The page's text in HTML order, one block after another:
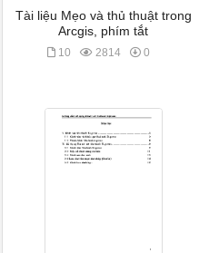
Tài liệu Mẹo và thủ thuật trong
Arcgis, phím tắt
10 2814 0